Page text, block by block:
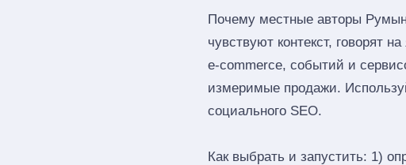
Почему местные авторы
чувствуют контекст, говорят
e‑commerce, событий и
измеримые продажи.
социального SEO.
Как выбрать и запустить: 1)